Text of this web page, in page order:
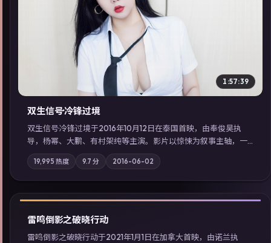
▶
1:57:39
双生信号·冷锋过境
双生信号·冷锋过境于2016年10月12日在泰国首映，由奉俊昊执
导，杨幂、大鹏、有村架纯等主演。影片以惊悚为叙事主轴，一
场意外将众人卷入不可撤回的连锁反应；摄影与配乐强化地域气
质；站内亦可通过「国产免费观看高清电视剧在线看」延展检索
同类型高分佳作，畅享高清在线追剧体验。
19,995 热度 9.7 分 2016-06-02
独播